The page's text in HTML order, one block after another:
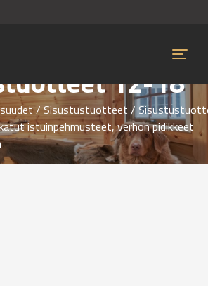
12-18
/Sisustustuotteet /
istuinpehmusteet, verhon pidikkeet